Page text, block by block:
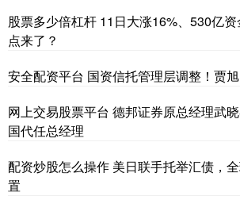
股票多少倍杠杆 11日大涨16%、530亿资
点来了？
安全配资平台 国资信托管理层调整！贾
网上交易股票平台 德邦证券原总经理武
国代任总经理
配资炒股怎么操作 美日联手托举汇债，
置